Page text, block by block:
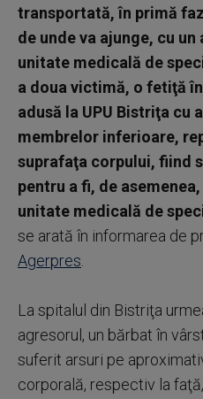
transportată, în primă
de unde va ajunge, cu un
unitate medicală de
a doua victimă, o fetiţă
adusă la UPU Bistriţa cu
membrelor inferioare,
suprafaţa corpului, fiind
pentru a fi, de
unitate medicală de
se arată în informarea de
Agerpres
La spitalul din Bistriţa
agresorul, un bărbat în
suferit arsuri pe
corporală, respectiv la